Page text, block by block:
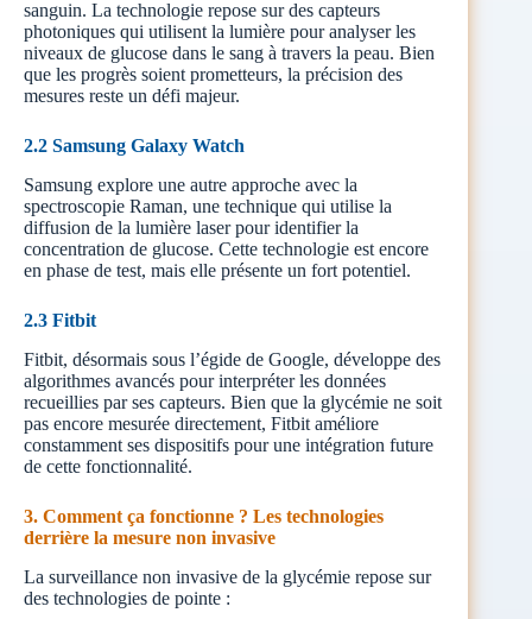
sanguin. La technologie repose sur des capteurs
photoniques qui utilisent la lumière pour analyser les
niveaux de glucose dans le sang à travers la peau. Bien
que les progrès soient prometteurs, la précision des
mesures reste un défi majeur.
2.2 Samsung Galaxy Watch
Samsung explore une autre approche avec la
spectroscopie Raman, une technique qui utilise la
diffusion de la lumière laser pour identifier la
concentration de glucose. Cette technologie est encore
en phase de test, mais elle présente un fort potentiel.
2.3 Fitbit
Fitbit, désormais sous l’égide de Google, développe des
algorithmes avancés pour interpréter les données
recueillies par ses capteurs. Bien que la glycémie ne soit
pas encore mesurée directement, Fitbit améliore
constamment ses dispositifs pour une intégration future
de cette fonctionnalité.
3. Comment ça fonctionne ? Les technologies
derrière la mesure non invasive
La surveillance non invasive de la glycémie repose sur
des technologies de pointe :